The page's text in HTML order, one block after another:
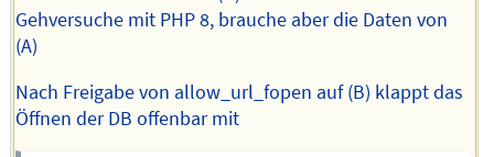
Gehversuche mit PHP 8, brauche aber die Daten von
(A)
Nach Freigabe von allow_url_fopen auf (B) klappt das
Öffnen der DB offenbar mit